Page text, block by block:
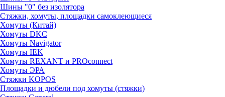
Шины "0" без изолятора
Стяжки, хомуты, площадки самоклеющиеся
Хомуты (Китай)
Хомуты DKC
Хомуты Navigator
Хомуты IEK
Хомуты REXANT и PROconnect
Хомуты ЭРА
Стяжки KOPOS
Площадки и дюбели под хомуты (стяжки)